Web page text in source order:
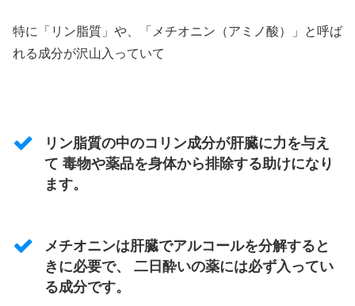
特に「 リン脂質 」や、「 メチオニン（アミノ酸）
」と呼ば
れる成分が沢山入っていて
リン脂質の中のコリン成分が肝臓に力を与え
て 毒物や薬品を身体から排除する助けになり
ます。
メチオニンは肝臓でアルコールを分解すると
きに必要で、 二日酔いの薬には必ず入ってい
る成分です。